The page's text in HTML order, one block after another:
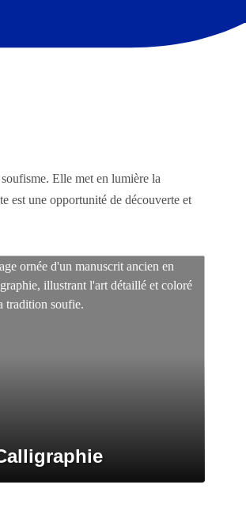
Elle met en lumière la
est une opportunité de découverte et